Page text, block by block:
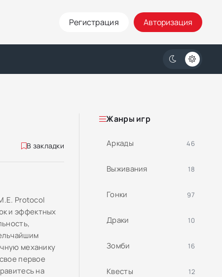
Регистрация Авторизация
В закладки
Protocol
и эффектных
механику
первое
на
Жанры игр
Аркады 46
Выживания 18
Гонки 97
Драки 10
Зомби 16
Квесты 12